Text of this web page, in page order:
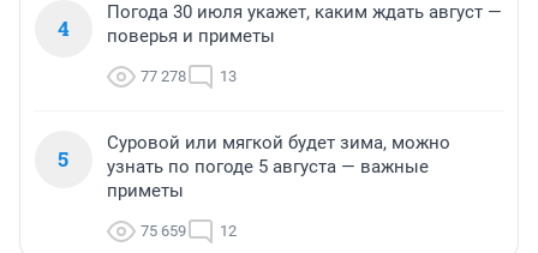
4
Погода 30 июля укажет, каким ждать август —
поверья и приметы
77 278 13
5
Суровой или мягкой будет зима, можно
узнать по погоде 5 августа — важные
приметы
75 659 12